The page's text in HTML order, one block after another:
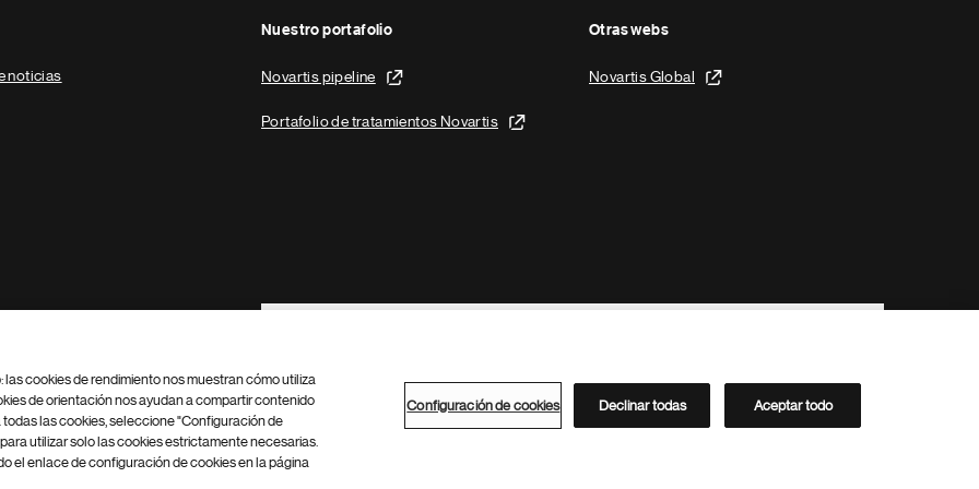
noticias
Nuestro portafolio
Novartis pipeline
Portafolio de tratamientos Novartis
Otras webs
Novartis Global
Footer Site Search
Configuración de cookies Mapa del sitio
Directorio de Novartis
cookies de rendimiento nos muestran cómo utiliza
de orientación nos ayudan a compartir contenido
las cookies, seleccione "Configuración de
utilizar solo las cookies estrictamente necesarias.
el enlace de configuración de cookies en la página
Configuración de cookies Declinar todas Aceptar todo